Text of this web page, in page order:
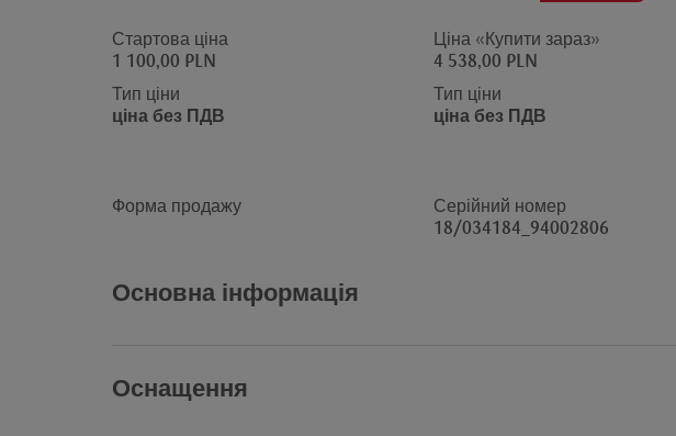
Стартова ціна
1 100,00 PLN
Тип ціни
ціна без ПДВ
Ціна «Купити зараз»
4 538,00 PLN
Тип ціни
ціна без ПДВ
Форма продажу
Серійний номер
18/034184_94002806
Основна інформація
Оснащення